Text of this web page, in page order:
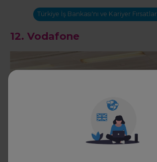
Türkiye İş Bankası'nı ve Kariyer
12. Vodafone